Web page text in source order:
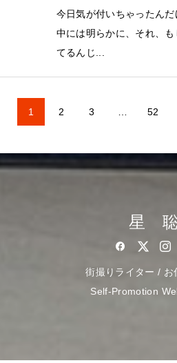
今日気が付いちゃったん
中には明らかに、それ、
てるんじ...
1 2 3 52
星
街撮りライター / お
Self-Promotion